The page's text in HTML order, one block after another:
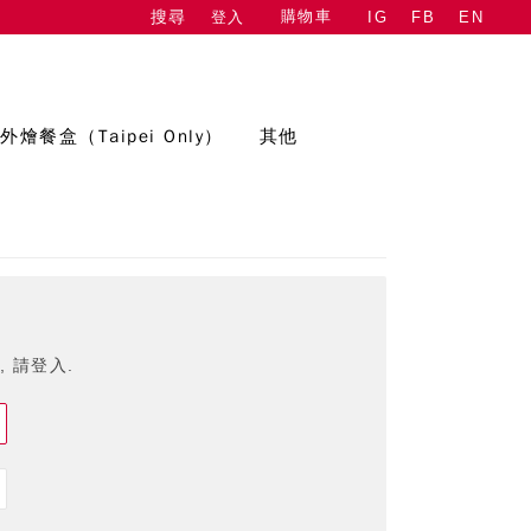
搜尋 登入 購物車 IG FB EN
外燴餐盒（Taipei Only） 其他
請登入.